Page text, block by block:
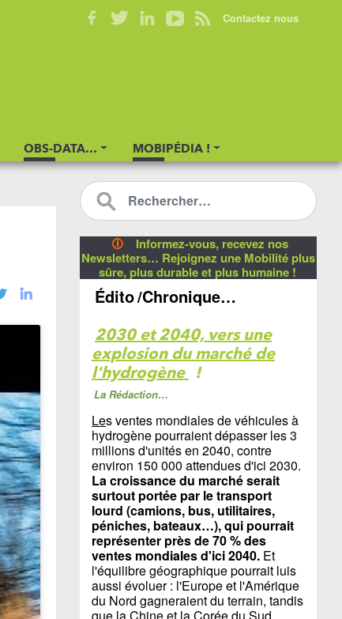
OBS-DATA… MOBIPÉDIA !
Contactez nous
🛈
Informez-vous, recevez nos
Newsletters… Rejoignez une Mobilité plus
sûre, plus durable et plus humaine !
Édito/Chronique…
2030 et 2040, vers une
explosion du marché de
l'hydrogène !
La Rédaction…
Les ventes mondiales de véhicules à
hydrogène pourraient dépasser les 3
millions d'unités en 2040, contre
environ 150 000 attendues d'ici 2030.
La croissance du marché serait
surtout portée par le transport
lourd (camions, bus, utilitaires,
péniches, bateaux…), qui pourrait
représenter près de 70 % des
ventes mondiales d'ici 2040. Et
l'équilibre géographique pourrait luis
aussi évoluer : l'Europe et l'Amérique
du Nord gagneraient du terrain, tandis